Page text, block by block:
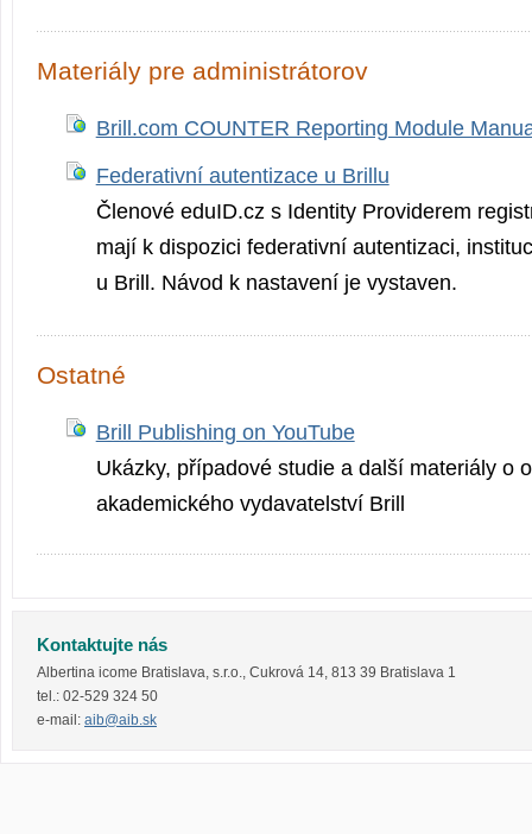
Materiály pre administrátorov
Brill.com COUNTER Reporting Module
Federativní autentizace u Brillu
Členové eduID.cz s Identity Providerem
mají k dispozici federativní autentizaci,
u Brill. Návod k nastavení je vystaven.
Ostatné
Brill Publishing on YouTube
Ukázky, případové studie a další materiály o
akademického vydavatelství Brill
Kontaktujte nás
Albertina icome Bratislava, s.r.o., Cukrová 14, 813 39 Bratislava 1
tel.: 02-529 324 50
e-mail: aib@aib.sk